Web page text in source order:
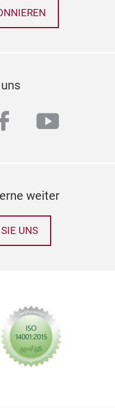
weiter
UNS